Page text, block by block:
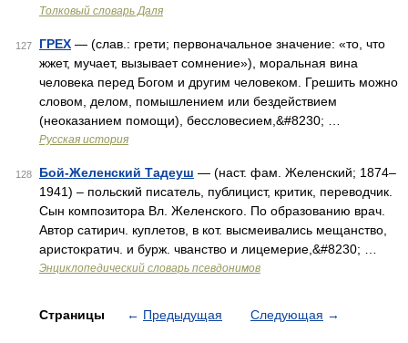
Толковый словарь Даля
127 ГРЕХ — (слав.: грети; первоначальное значение: «то, что
жжет, мучает, вызывает сомнение»), моральная вина
человека перед Богом и другим человеком. Грешить можно
словом, делом, помышлением или бездействием
(неоказанием помощи), бессловесием,&#8230; …
Русская история
128 Бой-Желенский Тадеуш — (наст. фам. Желенский; 1874–
1941) – польский писатель, публицист, критик, переводчик.
Сын композитора Вл. Желенского. По образованию врач.
Автор сатирич. куплетов, в кот. высмеивались мещанство,
аристократич. и бурж. чванство и лицемерие,&#8230; …
Энциклопедический словарь псевдонимов
Страницы ← Предыдущая Следующая →